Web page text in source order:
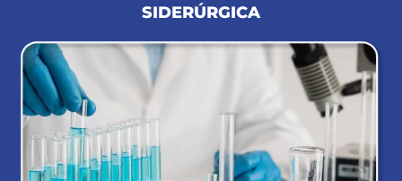
SIDERÚRGICA